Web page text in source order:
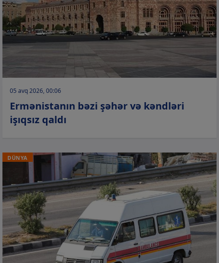
05 avq 2026, 00:06
Ermənistanın bəzi şəhər və kəndləri
işıqsız qaldı
DÜNYA